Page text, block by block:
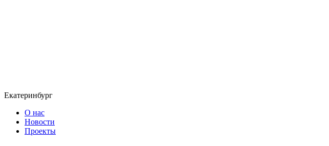
Екатеринбург
О нас
Новости
Проекты